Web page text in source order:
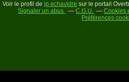
Voir le profil de jp echavidre sur le portail
Signaler un abus
C.G.U.
Cookies
Préférences